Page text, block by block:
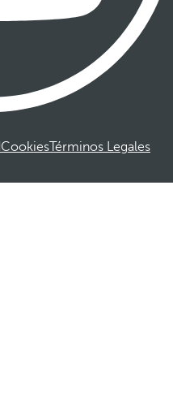
CookiesTérminos Legales